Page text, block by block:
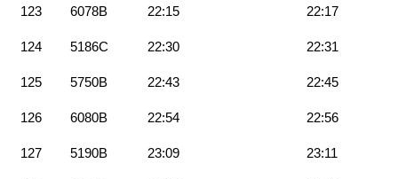
123 6078B 22:15 22:17
124 5186C 22:30 22:31
125 5750B 22:43 22:45
126 6080B 22:54 22:56
127 5190B 23:09 23:11